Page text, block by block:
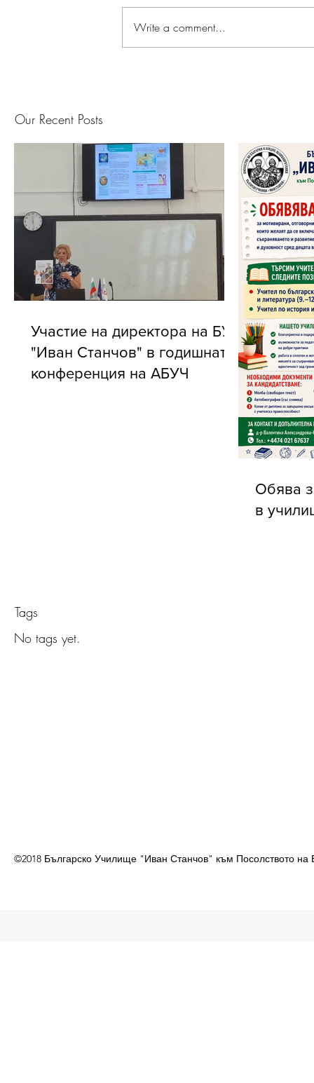
Our Recent Posts
Участие на директора на БУ
"Иван Станчов" в годишната
конференция на АБУЧ
Обява
в
Tags
No tags yet.
Write a comment...
©2018 Българско Училище "Иван Станчов" към Посолството на